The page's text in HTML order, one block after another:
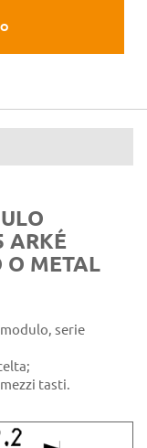
ARKÉ
O METAL
serie
tasti.